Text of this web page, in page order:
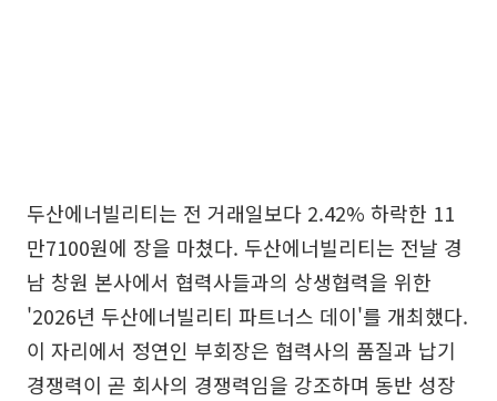
두산에너빌리티는 전 거래일보다 2.42% 하락한 11
만7100원에 장을 마쳤다. 두산에너빌리티는 전날 경
남 창원 본사에서 협력사들과의 상생협력을 위한
'2026년 두산에너빌리티 파트너스 데이'를 개최했다.
이 자리에서 정연인 부회장은 협력사의 품질과 납기
경쟁력이 곧 회사의 경쟁력임을 강조하며 동반 성장